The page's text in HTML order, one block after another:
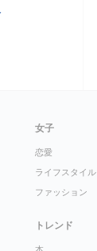
女子
恋愛
ライフスタイル
ファッション
トレンド
本